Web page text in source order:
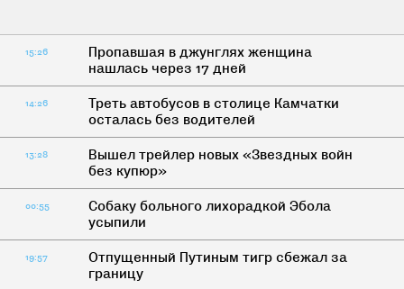
15:26
Пропавшая в джунглях женщина
нашлась через 17 дней
14:26
Треть автобусов в столице Камчатки
осталась без водителей
13:28
Вышел трейлер новых «Звездных войн
без купюр»
00:55
Собаку больного лихорадкой Эбола
усыпили
19:57
Отпущенный Путиным тигр сбежал за
границу